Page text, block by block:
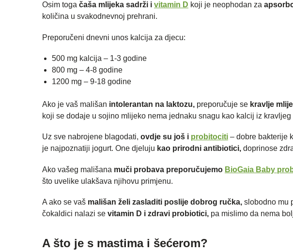
Osim toga čaša mlijeka sadrži i vitamin D koji je neophodan za
količina u svakodnevnoj prehrani.
Preporučeni dnevni unos kalcija za djecu:
500 mg kalcija – 1-3 godine
800 mg – 4-8 godine
1200 mg – 9-18 godine
Ako je vaš mališan intolerantan na laktozu, preporučuje se kravlje
koji se dodaje u sojino mlijeko nema jednaku snagu kao kalcij iz kravljeg
Uz sve nabrojene blagodati, ovdje su još i probitociti – dobre bakterije
je najpoznatiji jogurt. One djeluju kao prirodni antibiotici, doprinose
Ako vašeg mališana muči probava preporučujemo BioGaia Baby
što uvelike ulakšava njihovu primjenu.
A ako se vaš mališan želi zasladiti poslije dobrog ručka, slobodno mu
čokaldici nalazi se vitamin D i zdravi probiotici, pa mislimo da nema
A što je s mastima i šećerom?